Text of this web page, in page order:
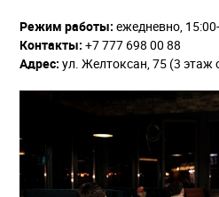
Режим работы: ежедневно,
Контакты: +7 777 698 00 88
Адрес: ул. Желтоксан, 75 (3 этаж